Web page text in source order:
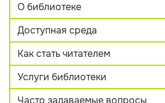
О библиотеке
Доступная среда
Как стать читателем
Услуги библиотеки
Часто задаваемые вопросы